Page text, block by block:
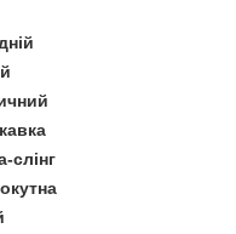
слінг